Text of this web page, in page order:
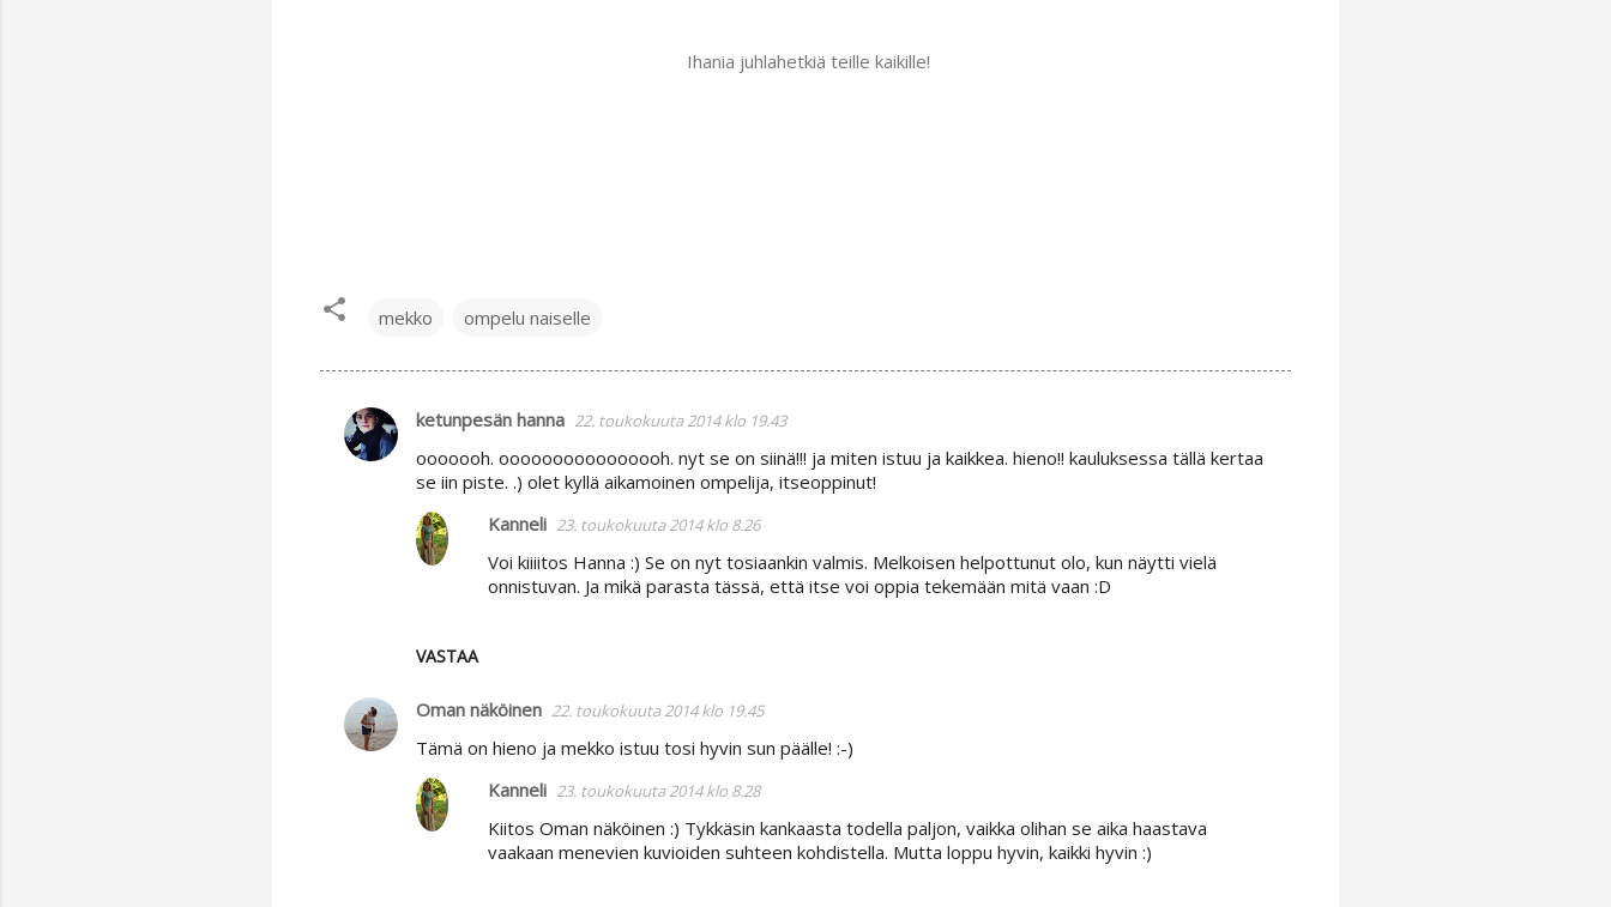
Ihania juhlahetkiä teille kaikille!
mekko ompelu naiselle
K
o
ketunpesän hanna 22. toukokuuta 2014 klo 19.43
ooooooh. oooooooooooooooh. nyt se on siinä!!! ja miten istuu ja kaikkea. hieno!! kauluksessa tällä kertaa
se iin piste. .) olet kyllä aikamoinen ompelija, itseoppinut!
VASTAA
Kanneli 23. toukokuuta 2014 klo 8.26
Voi kiiiitos Hanna :) Se on nyt tosiaankin valmis. Melkoisen helpottunut olo, kun näytti vielä
onnistuvan. Ja mikä parasta tässä, että itse voi oppia tekemään mitä vaan :D
Oman näköinen 22. toukokuuta 2014 klo 19.45
Tämä on hieno ja mekko istuu tosi hyvin sun päälle! :-)
Kanneli 23. toukokuuta 2014 klo 8.28
Kiitos Oman näköinen :) Tykkäsin kankaasta todella paljon, vaikka olihan se aika haastava
vaakaan menevien kuvioiden suhteen kohdistella. Mutta loppu hyvin, kaikki hyvin :)